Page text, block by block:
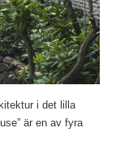
i det lilla
är en av fyra